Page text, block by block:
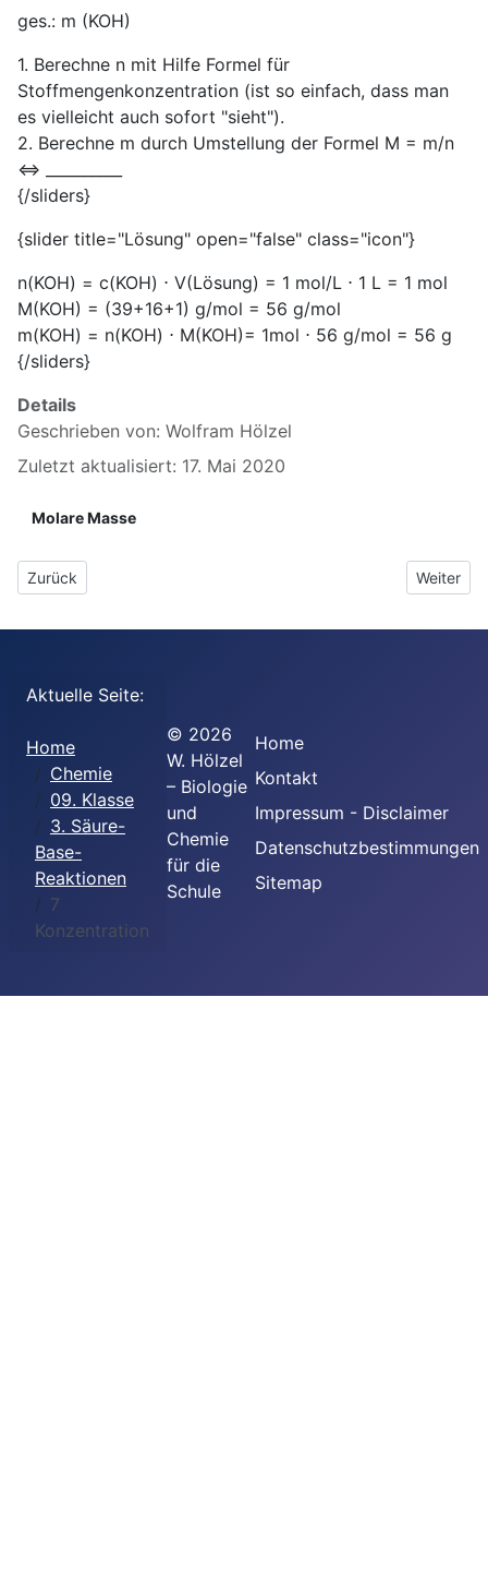
ges.: m (KOH)
1. Berechne n mit Hilfe Formel für
Stoffmengenkonzentration (ist so einfach, dass man
es vielleicht auch sofort "sieht").
2. Berechne m durch Umstellung der Formel M = m/n
<=> __________
{/sliders}
{slider title="Lösung" open="false" class="icon"}
n(KOH) = c(KOH) ⋅ V(Lösung) = 1 mol/L ⋅ 1 L = 1 mol
M(KOH) = (39+16+1) g/mol = 56 g/mol
m(KOH) = n(KOH) ⋅ M(KOH)= 1mol ⋅ 56 g/mol = 56 g
{/sliders}
Details
Geschrieben von: Wolfram Hölzel
Zuletzt aktualisiert: 17. Mai 2020
Molare Masse
Vorheriger Beitrag: 6 Chlorwasserstoff-Gas und Wasser
Zurück Nächster
Weiter
Aktuelle Seite:
Home
Chemie
09. Klasse
3. Säure-
Base-
Reaktionen
7
Konzentration
© 2026
W. Hölzel
– Biologie
und
Chemie
für die
Schule
Home
Kontakt
Impressum - Disclaimer
Datenschutzbestimmungen
Sitemap